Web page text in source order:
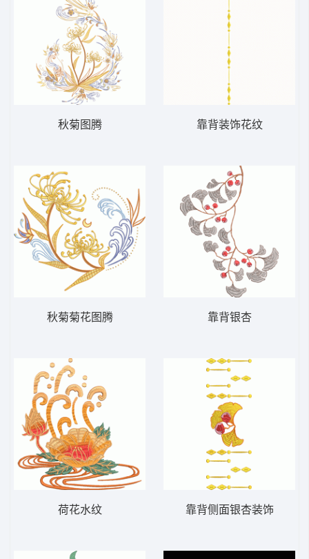
秋菊图腾
秋菊菊花图腾
荷花水纹
靠背装饰花纹
靠背银杏
靠背侧面银杏装饰